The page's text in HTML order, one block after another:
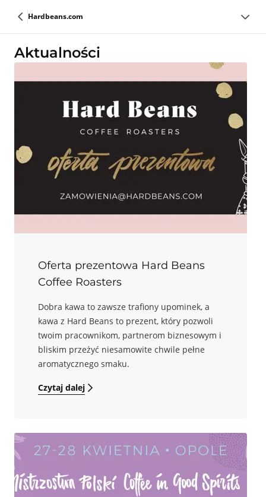
Hardbeans.com
Aktualności
Oferta prezentowa Hard Beans
Coffee Roasters
Dobra kawa to zawsze trafiony upominek, a
kawa z Hard Beans to prezent, który pozwoli
twoim pracownikom, partnerom biznesowym i
bliskim przeżyć niesamowite chwile pełne
aromatycznego smaku.
Czytaj dalej